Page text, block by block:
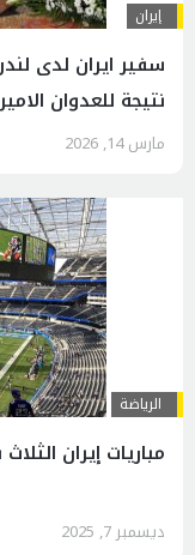
إيران
سفير ايران لدى
نتيجة للعدوان
مارس 14, 2026
الرياضة
مباريات إيران الثلاث بمونديال
ديسمبر 7, 2025